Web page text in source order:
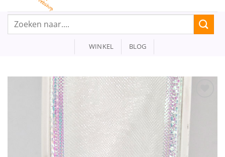
Zoeken
WINKEL BLOG
Toevoegen
wenslijst